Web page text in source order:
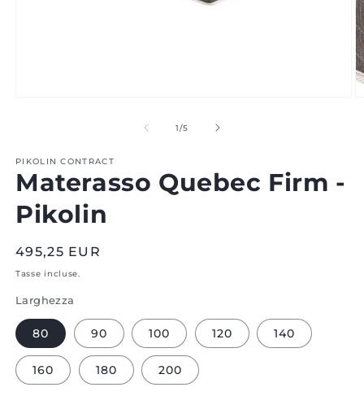
modale
1/di
5
PIKOLIN CONTRACT
Materasso Quebec Firm -
Pikolin
Prezzo
normale
495,25 EUR
Tasse incluse.
Larghezza
80 90 100 120 140
160 180 200